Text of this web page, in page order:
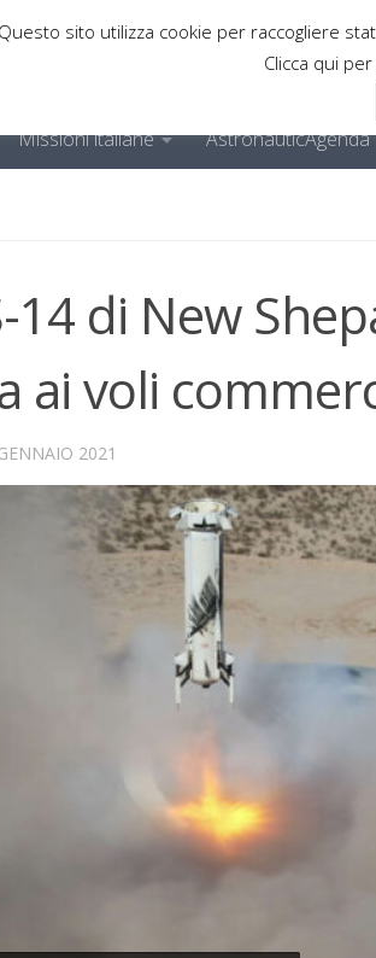
Missioni italiane AstronauticAgenda
14 di New
ai voli
2021
Questo sito utilizza cookie per raccogliere
Clicca qui